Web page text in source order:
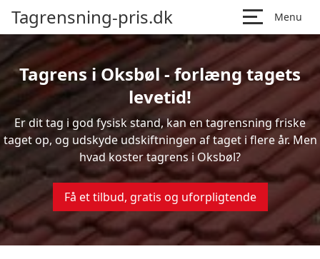
Tagrensning-pris.dk Menu
Tagrens i Oksbøl - forlæng tagets
levetid!
Er dit tag i god fysisk stand, kan en tagrensning friske
taget op, og udskyde udskiftningen af taget i flere år. Men
hvad koster tagrens i Oksbøl?
Få et tilbud, gratis og uforpligtende